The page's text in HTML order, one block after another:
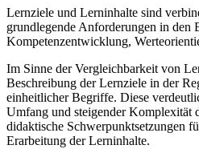
Lernziele und Lerninhalte sind
grundlegende Anforderungen in den
Kompetenzentwicklung,
Im Sinne der Vergleichbarkeit von
Beschreibung der Lernziele in der
einheitlicher Begriffe. Diese
Umfang und steigender Komplexität
didaktische Schwerpunktsetzungen
Erarbeitung der Lerninhalte.